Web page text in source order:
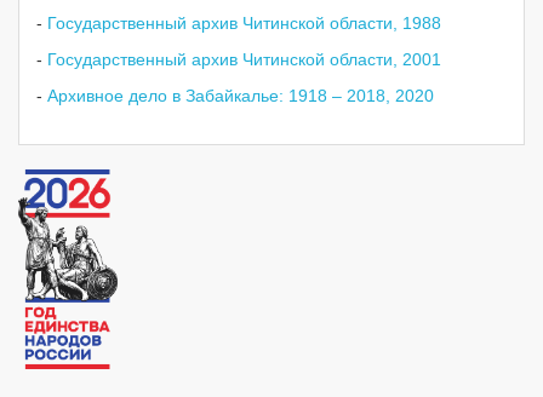
- Государственный архив Читинской области, 1988
- Государственный архив Читинской области, 2001
- Архивное дело в Забайкалье: 1918 – 2018, 2020